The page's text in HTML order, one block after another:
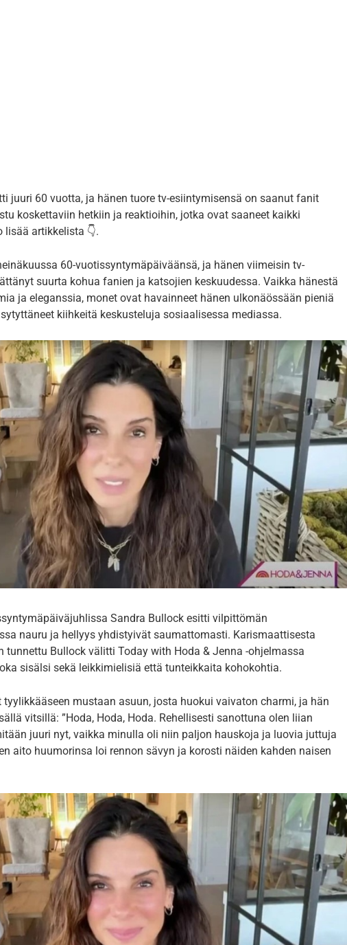
juuri 60 vuotta, ja hänen tuore tv-esiintymisensä on saanut fanit
koskettaviin hetkiin ja reaktioihin, jotka ovat saaneet kaikki
lisää artikkelista 👇.
60-vuotissyntymäpäiväänsä, ja hänen viimeisin tv-
suurta kohua fanien ja katsojien keskuudessa. Vaikka hänestä
ja eleganssia, monet ovat havainneet hänen ulkonäössään pieniä
kiihkeitä keskusteluja sosiaalisessa mediassa.
Sandra Bullock esitti vilpittömän
nauru ja hellyys yhdistyivät saumattomasti. Karismaattisesta
tunnettu Bullock välitti Today with Hoda & Jenna -ohjelmassa
sisälsi sekä leikkimielisiä että tunteikkaita kohokohtia.
mustaan asuun, josta huokui vaivaton charmi, ja hän
vitsillä: ”Hoda, Hoda, Hoda. Rehellisesti sanottuna olen liian
juuri nyt, vaikka minulla oli niin paljon hauskoja ja luovia juttuja
aito huumorinsa loi rennon sävyn ja korosti näiden kahden naisen